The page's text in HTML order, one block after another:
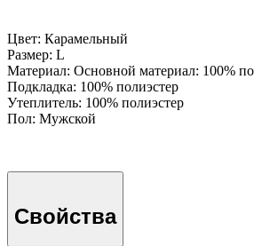
Цвет: Карамельный
Размер: L
Материал: Основной материал: 100%
Подкладка: 100% полиэстер
Утеплитель: 100% полиэстер
Пол: Мужской
Свойства